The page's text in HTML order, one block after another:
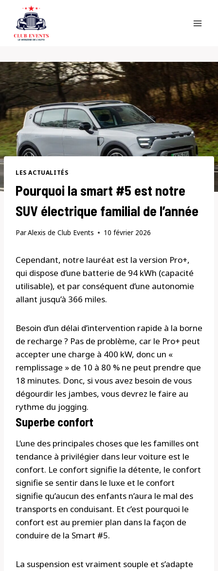
content
LES ACTUALITÉS
Pourquoi la smart #5 est notre
SUV électrique familial de l’année
ParAlexis de Club Events 10 février 2026
Cependant, notre lauréat est la version Pro+,
qui dispose d’une batterie de 94 kWh (capacité
utilisable), et par conséquent d’une autonomie
allant jusqu’à 366 miles.
Besoin d’un délai d’intervention rapide à la borne
de recharge ? Pas de problème, car le Pro+ peut
accepter une charge à 400 kW, donc un «
remplissage » de 10 à 80 % ne peut prendre que
18 minutes. Donc, si vous avez besoin de vous
dégourdir les jambes, vous devrez le faire au
rythme du jogging.
Superbe confort
L’une des principales choses que les familles ont
tendance à privilégier dans leur voiture est le
confort. Le confort signifie la détente, le confort
signifie se sentir dans le luxe et le confort
signifie qu’aucun des enfants n’aura le mal des
transports en conduisant. Et c’est pourquoi le
confort est au premier plan dans la façon de
conduire de la Smart #5.
La suspension est vraiment souple et s’adapte